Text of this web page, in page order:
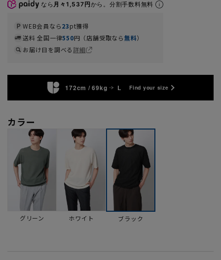
なら 月々1,537円から。分割手数料無料
WEB会員なら23pt獲得
送料 全国一律550円（店舗受取なら無料）
お届け日を調べる詳細
172cm / 69kg L Find your size
カラー
グリーン ホワイト ブラック